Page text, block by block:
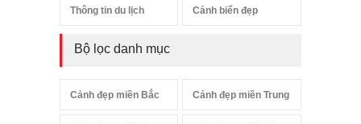
Thông tin du lịch Cảnh biển đẹp
Bộ lọc danh mục
Cảnh đẹp miền Bắc Cảnh đẹp miền Trung